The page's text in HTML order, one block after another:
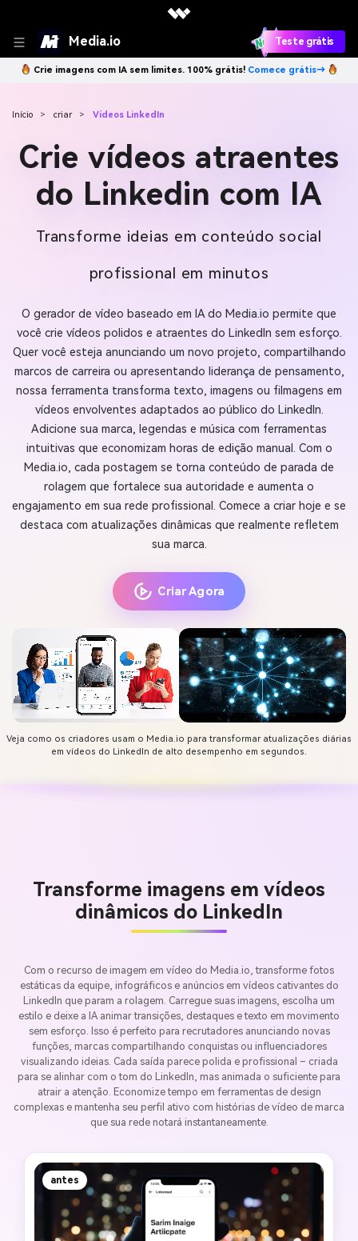
Media.io Teste grátis
Crie imagens com IA sem limites. 100% grátis! Comece grátis→
Início > criar > Vídeos LinkedIn
Crie vídeos atraentes
do Linkedin com IA
Transforme ideias em conteúdo social
profissional em minutos
O gerador de vídeo baseado em IA do Media.io permite que
você crie vídeos polidos e atraentes do LinkedIn sem esforço.
Quer você esteja anunciando um novo projeto, compartilhando
marcos de carreira ou apresentando liderança de pensamento,
nossa ferramenta transforma texto, imagens ou filmagens em
vídeos envolventes adaptados ao público do LinkedIn.
Adicione sua marca, legendas e música com ferramentas
intuitivas que economizam horas de edição manual. Com o
Media.io, cada postagem se torna conteúdo de parada de
rolagem que fortalece sua autoridade e aumenta o
engajamento em sua rede profissional. Comece a criar hoje e se
destaca com atualizações dinâmicas que realmente refletem
sua marca.
Criar Agora
Veja como os criadores usam o Media.io para transformar atualizações diárias
em vídeos do LinkedIn de alto desempenho em segundos.
Transforme imagens em vídeos
dinâmicos do LinkedIn
Com o recurso de imagem em vídeo do Media.io, transforme fotos
estáticas da equipe, infográficos e anúncios em vídeos cativantes do
LinkedIn que param a rolagem. Carregue suas imagens, escolha um
estilo e deixe a IA animar transições, destaques e texto em movimento
sem esforço. Isso é perfeito para recrutadores anunciando novas
funções, marcas compartilhando conquistas ou influenciadores
visualizando ideias. Cada saída parece polida e profissional – criada
para se alinhar com o tom do LinkedIn, mas animada o suficiente para
atrair a atenção. Economize tempo em ferramentas de design
complexas e mantenha seu perfil ativo com histórias de vídeo de marca
que sua rede notará instantaneamente.
antes